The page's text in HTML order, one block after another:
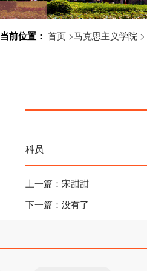
当前位置： 首页 >马克思主义学院 >
科员
上一篇： 宋甜甜
下一篇：没有了